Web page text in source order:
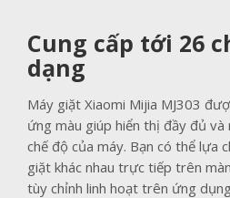
Cung cấp tới 26
dạng
Máy giặt Xiaomi Mijia MJ303
ứng màu giúp hiển thị đầy đủ
chế độ của máy. Bạn có thể lựa
giặt khác nhau trực tiếp trên
tùy chỉnh linh hoạt trên ứng